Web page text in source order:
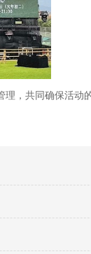
理，共同确保活动